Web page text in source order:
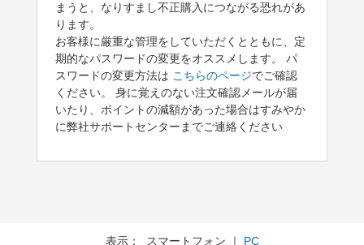
まうと、なりすまし不正購入につながる恐れがあ
ります。
お客様に厳重な管理をしていただくとともに、定
期的なパスワードの変更をオススメします。 パ
スワードの変更方法は こちらのページでご確認
ください。 身に覚えのない注文確認メールが届
いたり、ポイントの減額があった場合はすみやか
に弊社サポートセンターまでご連絡ください
表示： スマートフォン ｜ PC